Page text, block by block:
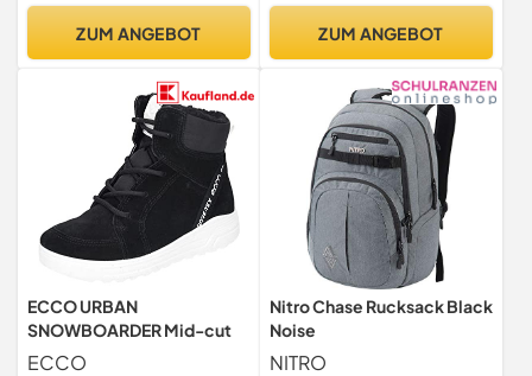
ZUM ANGEBOT ZUM ANGEBOT
ECCO URBAN
SNOWBOARDER Mid-cut
ECCO
Nitro Chase Rucksack Black
Noise
NITRO